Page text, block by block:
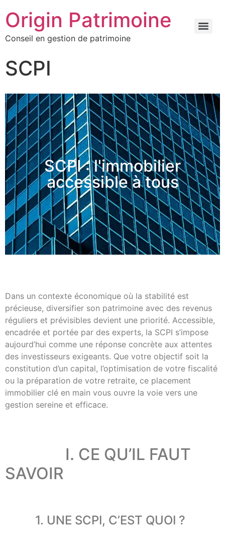
Origin Patrimoine
Conseil en gestion de patrimoine
SCPI
SCPI : l'immobilier
accessible à tous
Dans un contexte économique où la stabilité est
précieuse, diversifier son patrimoine avec des revenus
réguliers et prévisibles devient une priorité. Accessible,
encadrée et portée par des experts, la SCPI s’impose
aujourd’hui comme une réponse concrète aux attentes
des investisseurs exigeants. Que votre objectif soit la
constitution d’un capital, l’optimisation de votre fiscalité
ou la préparation de votre retraite, ce placement
immobilier clé en main vous ouvre la voie vers une
gestion sereine et efficace.
I. CE QU’IL FAUT
SAVOIR
1. UNE SCPI, C’EST QUOI ?